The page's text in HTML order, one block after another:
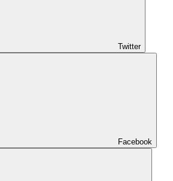
Twitter
Facebook